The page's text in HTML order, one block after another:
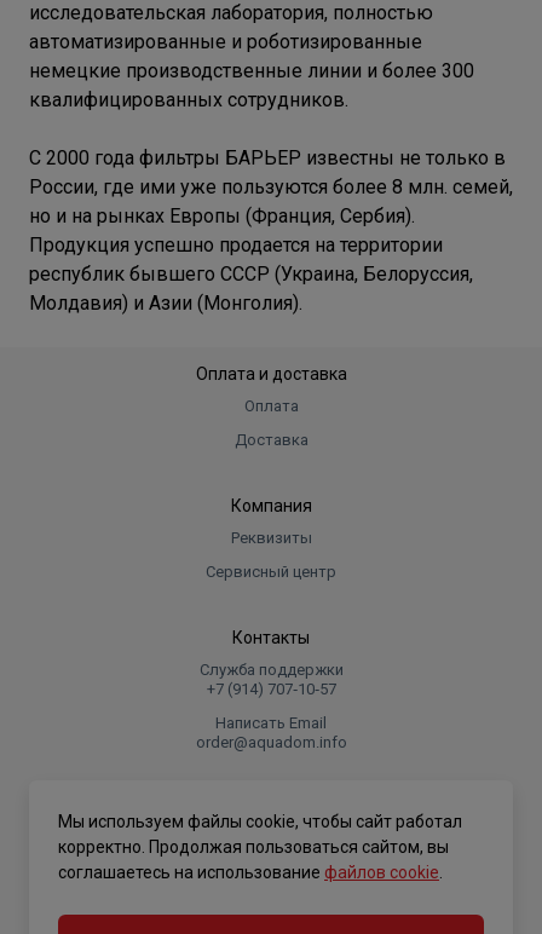
исследовательская лаборатория, полностью
автоматизированные и роботизированные
немецкие производственные линии и более 300
квалифицированных сотрудников.
С 2000 года фильтры БАРЬЕР известны не только в
России, где ими уже пользуются более 8 млн. семей,
но и на рынках Европы (Франция, Сербия).
Продукция успешно продается на территории
республик бывшего СССР (Украина, Белоруссия,
Молдавия) и Азии (Монголия).
Оплата и доставка
Оплата
Доставка
Компания
Реквизиты
Сервисный центр
Контакты
Служба поддержки
+7 (914) 707‑10‑57
Написать Email
order@aquadom.info
.
Мы используем файлы cookie, чтобы сайт работал
корректно. Продолжая пользоваться сайтом, вы
соглашаетесь на использование файлов cookie